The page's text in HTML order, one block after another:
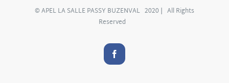
© APEL LA SALLE PASSY BUZENVAL 2020 | All Rights
Reserved